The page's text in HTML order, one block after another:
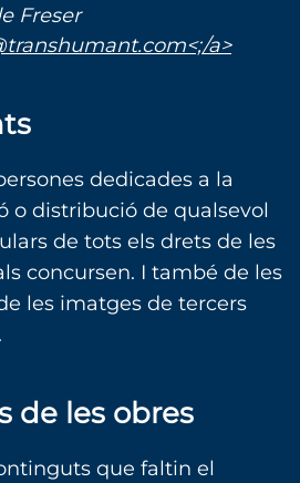
Freser
a>
dedicades a la
o distribució de qualsevol
de tots els drets de les
concursen. I també de les
les imatges de tercers
de les obres
que faltin el